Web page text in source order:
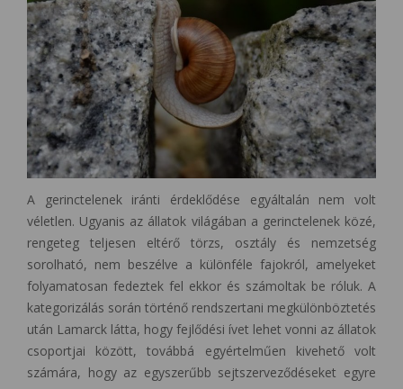
A gerinctelenek iránti érdeklődése egyáltalán nem volt
véletlen. Ugyanis az állatok világában a gerinctelenek közé,
rengeteg teljesen eltérő törzs, osztály és nemzetség
sorolható, nem beszélve a különféle fajokról, amelyeket
folyamatosan fedeztek fel ekkor és számoltak be róluk. A
kategorizálás során történő rendszertani megkülönböztetés
után Lamarck látta, hogy fejlődési ívet lehet vonni az állatok
csoportjai között, továbbá egyértelműen kivehető volt
számára, hogy az egyszerűbb sejtszerveződéseket egyre